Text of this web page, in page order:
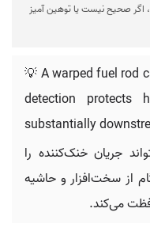
اگر صحیح نیست یا توهین آمیز
💡 A warped fuel rod
detection protects
substantially
جریان خنک‌کننده را
از سخت‌افزار و حاشیه
می‌کند.